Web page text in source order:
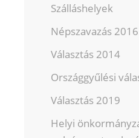
Szálláshelyek
Népszavazás 2016
Választás 2014
Országgyűlési
Választás 2019
Helyi